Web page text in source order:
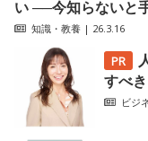
い ──今知らないと
知識・教養 | 26.3.16
すべ
ビジ